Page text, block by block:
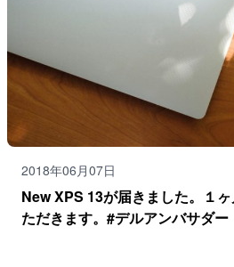
2018年06月07日
New XPS 13が届きました。１
ただきます。#デルアンバサダー